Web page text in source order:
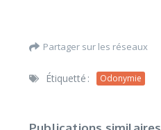
Partager sur les réseaux
Étiquetté : Odonymie